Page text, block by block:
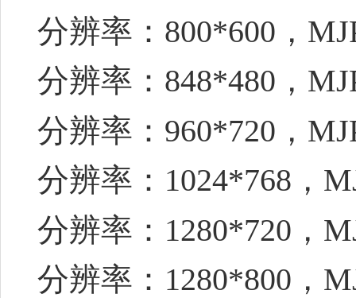
分辨率：800*600，
分辨率：848*480，
分辨率：960*720，
分辨率：1024*768，
分辨率：1280*720，
分辨率：1280*800，